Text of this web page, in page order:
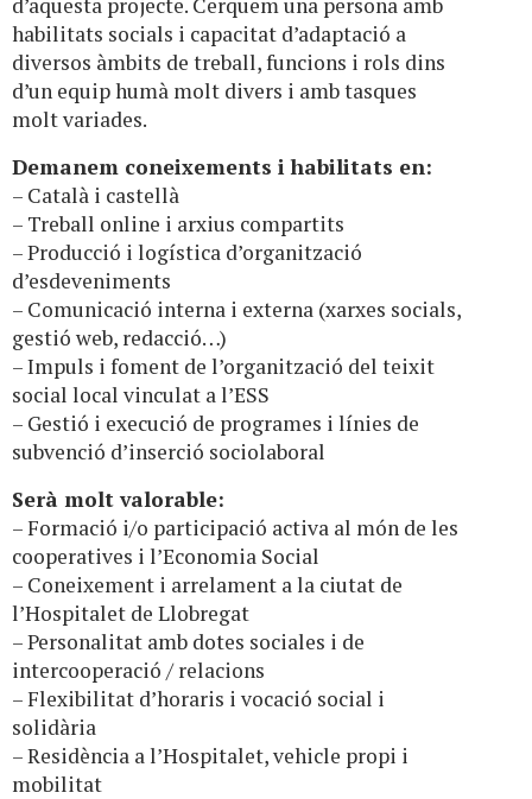
habilitats socials i capacitat d’adaptació a
diversos àmbits de treball, funcions i rols dins
d’un equip humà molt divers i amb tasques
molt variades.
Demanem coneixements i habilitats en:
– Català i castellà
– Treball online i arxius compartits
– Producció i logística d’organització
d’esdeveniments
– Comunicació interna i externa (xarxes socials,
gestió web, redacció…)
– Impuls i foment de l’organització del teixit
social local vinculat a l’ESS
– Gestió i execució de programes i línies de
subvenció d’inserció sociolaboral
Serà molt valorable:
– Formació i/o participació activa al món de les
cooperatives i l’Economia Social
– Coneixement i arrelament a la ciutat de
l’Hospitalet de Llobregat
– Personalitat amb dotes sociales i de
intercooperació / relacions
– Flexibilitat d’horaris i vocació social i
solidària
– Residència a l’Hospitalet, vehicle propi i
mobilitat